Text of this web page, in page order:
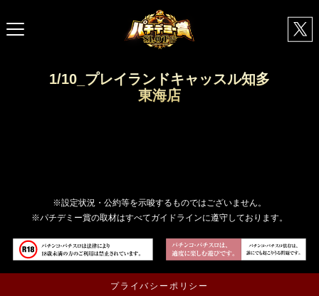
1/10_プレイランドキャッスル知多
東海店
※設定状況・公約等を示唆するものではございません。
※パチデミー賞の取材はすべてガイドラインに遵守しております。
プライバシーポリシー